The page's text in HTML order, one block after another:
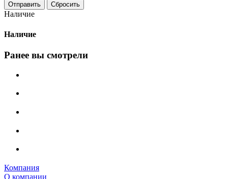
Сбросить
Наличие
Наличие
Ранее вы смотрели
Компания
О компании